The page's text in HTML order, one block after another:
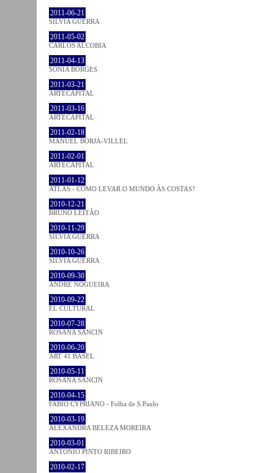
2011-06-21
SÍLVIA GUERRA
2011-05-02
CARLOS ALCOBIA
2011-04-13
SÓNIA BORGES
2011-03-21
ARTECAPITAL
2011-03-16
ARTECAPITAL
2011-02-18
MANUEL BORJA-VILLEL
2011-02-01
ARTECAPITAL
2011-01-12
ATLAS - COMO LEVAR O MUNDO ÀS COSTAS?
2010-12-21
BRUNO LEITÃO
2010-11-29
SÍLVIA GUERRA
2010-10-26
SÍLVIA GUERRA
2010-09-30
ANDRÉ NOGUEIRA
2010-09-22
EL CULTURAL
2010-07-28
ROSANA SANCIN
2010-06-20
ART 41 BASEL
2010-05-11
ROSANA SANCIN
2010-04-15
FABIO CYPRIANO - Folha de S.Paulo
2010-03-19
ALEXANDRA BELEZA MOREIRA
2010-03-01
ANTÓNIO PINTO RIBEIRO
2010-02-17